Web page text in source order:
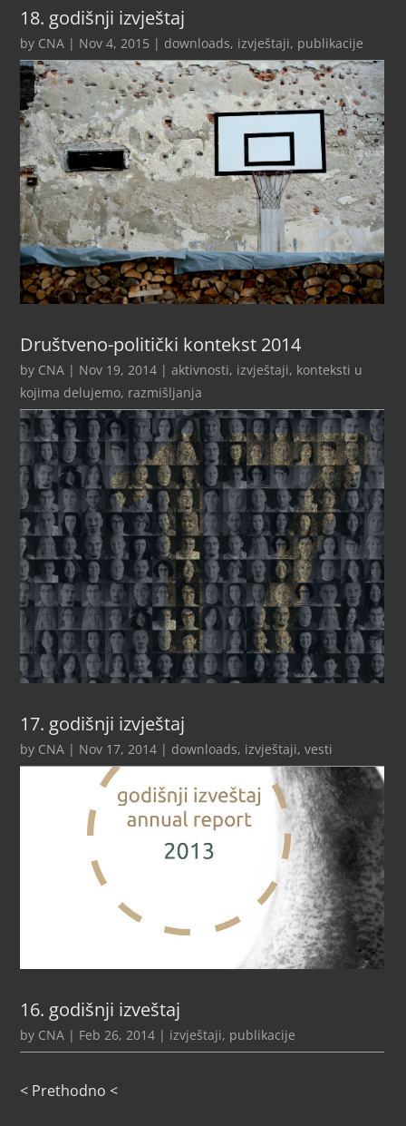
18. godišnji izvještaj
by CNA | Nov 4, 2015 | downloads, izvještaji, publikacije
Društveno-politički kontekst 2014
by CNA | Nov 19, 2014 |aktivnosti, izvještaji, konteksti u
kojima delujemo, razmišljanja
17. godišnji izvještaj
by CNA | Nov 17, 2014 | downloads, izvještaji,vesti
16. godišnji izveštaj
by CNA | Feb 26, 2014 | izvještaji, publikacije
< Prethodno <